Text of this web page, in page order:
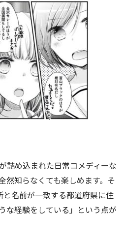
詰め込まれた日常コメディーな
然知らなくても楽しめます。そ
名前が一致する都道府県に住
な経験をしている」という点が